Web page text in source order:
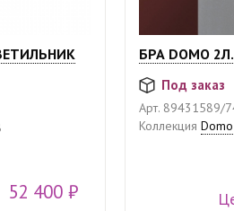
52 400 ₽
БРА DOMO
Под заказ
Арт.89431589/
Коллекция Domo